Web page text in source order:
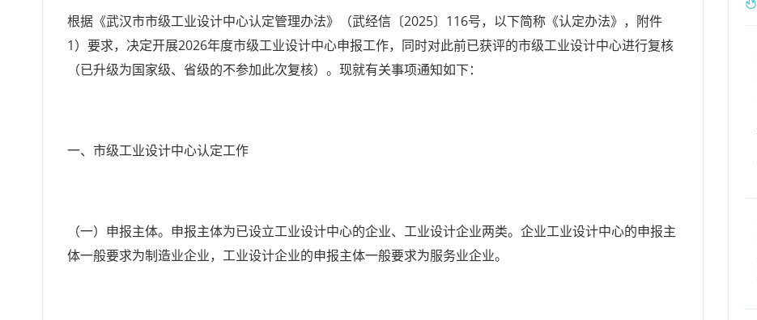
根据《武汉市市级工业设计中心认定管理办法》（武经信〔2025〕116号，以下简称《认定办法》，附件
1）要求，决定开展2026年度市级工业设计中心申报工作，同时对此前已获评的市级工业设计中心进行复核
（已升级为国家级、省级的不参加此次复核）。现就有关事项通知如下：
一、市级工业设计中心认定工作
（一）申报主体。申报主体为已设立工业设计中心的企业、工业设计企业两类。企业工业设计中心的申报主
体一般要求为制造业企业，工业设计企业的申报主体一般要求为服务业企业。